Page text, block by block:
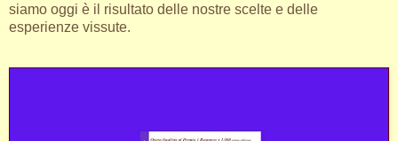
siamo oggi è il risultato delle nostre scelte e delle
esperienze vissute.